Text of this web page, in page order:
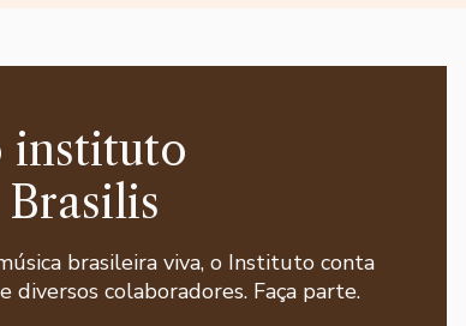
brasileira viva, o Instituto conta
diversos colaboradores. Faça parte.